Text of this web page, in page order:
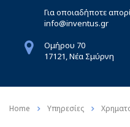
Για οποιαδήποτε
info@inventus.gr
Ομήρου 70
17121, Νέα Σμύρνη
Home Υπηρεσίες